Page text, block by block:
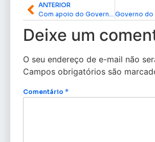
ANTERIOR
Deixe um
O seu endereço de e-mail não
Campos obrigatórios são
Comentário *